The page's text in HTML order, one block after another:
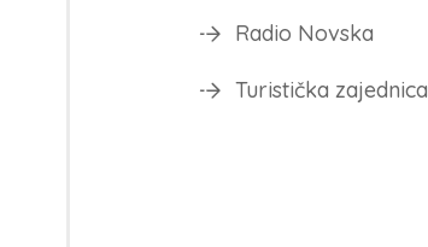
Radio Novska
Turistička zajednica